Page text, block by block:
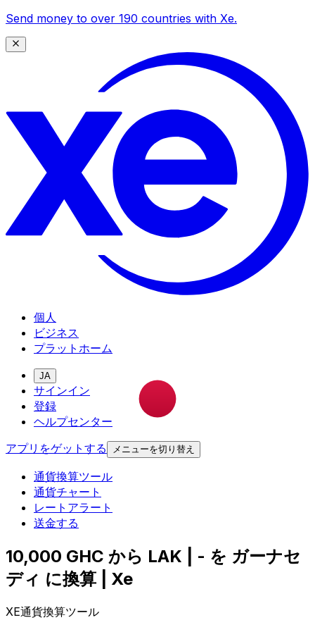
Send money to over 190 countries with Xe.
個人
ビジネス
プラットホーム
JA
サインイン
登録
ヘルプセンター
アプリをゲットする
メニューを切り替え
通貨換算ツール
通貨チャート
レートアラート
送金する
10,000 GHC から LAK | - を ガーナセ
ディ に換算 | Xe
XE通貨換算ツール